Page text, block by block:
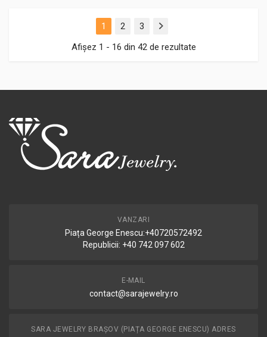
1 2 3
Next
Afișez 1 - 16 din 42 de rezultate
VANZARI
Piața George Enescu:+40720572492
Republicii: +40 742 097 602
E-MAIL
contact@sarajewelry.ro
SARA JEWELRY BRAȘOV (PIAȚA GEORGE ENESCU) ADRES